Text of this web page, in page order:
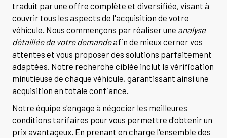
traduit par une offre complète et diversifiée, visant à
couvrir tous les aspects de l'acquisition de votre
véhicule. Nous commençons par réaliser une analyse
détaillée de votre demandeafin de mieux cerner vos
attentes et vous proposer des solutions parfaitement
adaptées. Notre recherche ciblée inclut la vérification
minutieuse de chaque véhicule, garantissant ainsi une
acquisition en totale confiance.
Notre équipe s'engage à négocier les meilleures
conditions tarifaires pour vous permettre d'obtenir un
prix avantageux. En prenant en charge l'ensemble des